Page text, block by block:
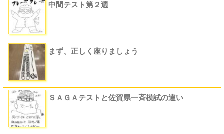
中間テスト第２週
まず、正しく座りましょう
ＳＡＧＡテストと佐賀県一斉模試の違い